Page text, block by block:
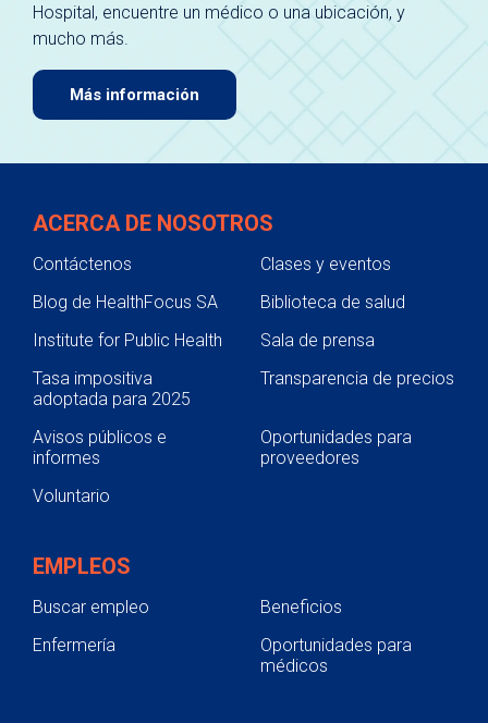
Hospital, encuentre un médico o una ubicación, y
mucho más.
Más información
ACERCA DE NOSOTROS
Contáctenos
Clases y eventos
Blog de HealthFocus SA
Biblioteca de salud
Institute for Public Health
Sala de prensa
Tasa impositiva
adoptada para 2025
Transparencia de precios
Avisos públicos e
informes
Oportunidades para
proveedores
Voluntario
EMPLEOS
Buscar empleo
Beneficios
Enfermería
Oportunidades para
médicos